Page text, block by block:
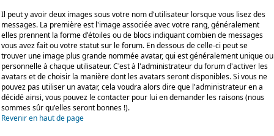
Il peut y avoir deux images sous votre nom d'utilisateur lorsque vous lisez des
messages. La première est l'image associée avec votre rang, généralement
elles prennent la forme d'étoiles ou de blocs indiquant combien de messages
vous avez fait ou votre statut sur le forum. En dessous de celle-ci peut se
trouver une image plus grande nommée avatar, qui est généralement unique ou
personnelle à chaque utilisateur. C'est à l'administrateur du forum d'activer les
avatars et de choisir la manière dont les avatars seront disponibles. Si vous ne
pouvez pas utiliser un avatar, cela voudra alors dire que l'administrateur en a
décidé ainsi, vous pouvez le contacter pour lui en demander les raisons (nous
sommes sûr qu'elles seront bonnes !).
Revenir en haut de page